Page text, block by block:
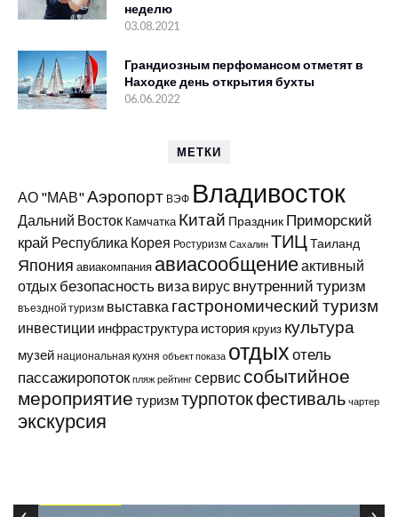
неделю
03.08.2021
Грандиозным перфомансом отметят в
Находке день открытия бухты
06.06.2022
МЕТКИ
АО "МАВ"Аэропорт ВЭФ Владивосток
Дальний Восток Камчатка Китай Праздник Приморский
край Республика Корея Ростуризм Сахалин ТИЦТаиланд
Япония авиакомпания авиасообщениеактивный
отдых безопасность виза вирус внутренний туризм
въездной туризм выставка гастрономический туризм
инвестиции инфраструктура история круиз культура
музей национальная кухня объект показа отдыхотель
пассажиропоток пляж рейтинг сервис событийное
мероприятие туризмтурпотокфестиваль чартер
экскурсия